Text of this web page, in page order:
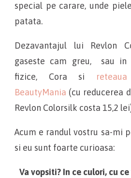
special pe carare, unde
patata.
Dezavantajul lui Revlon
gaseste cam greu, sau in
fizice, Cora si
BeautyMania (cu reducerea
Revlon Colorsilk costa 15,2
Acum e randul vostru sa-mi
si eu sunt foarte curioasa:
Va vopsiti? In ce culori, cu